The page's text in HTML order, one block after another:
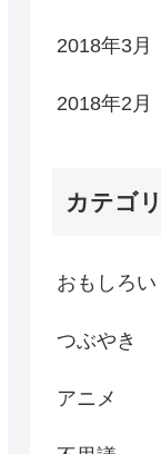
2018年3月
2018年2月
カテゴ
おもしろい
つぶやき
アニメ